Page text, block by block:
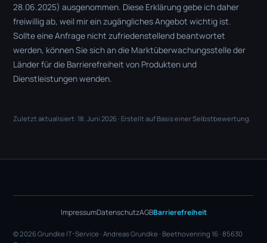
28.06.2025) ausgenommen. Diese Erklärung gebe ich daher
freiwillig ab, weil mir ein zugängliches Angebot wichtig ist.
Sollte eine Anfrage nicht zufriedenstellend beantwortet
werden, können Sie sich an die Marktüberwachungsstelle der
Länder für die Barrierefreiheit von Produkten und
Dienstleistungen wenden.
Zuletzt aktualisiert: 18. Juni 2026 · Erstellt auf Basis einer Selbstbewertung.
ImpressumDatenschutzAGBBarrierefreiheit
© 2026 Grundke IT-Service · Andreas Grundke · Beethovenring 16 · 85630